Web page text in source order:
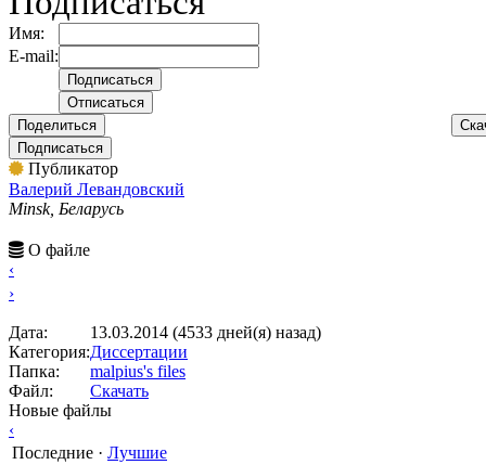
Имя:
E-mail:
Поделиться
Подписаться
Публикатор
Валерий Левандовский
Minsk, Беларусь
О файле
‹
›
Дата:
13.03.2014 (4533 дней(я) назад)
Категория:Диссертации
Папка:
malpius's files
Файл:
Скачать
Новые файлы
‹
Последние · Лучшие